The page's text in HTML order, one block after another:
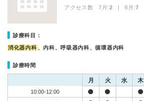
アクセス数 7月:2 | 6月:7
診療科目：
消化器内科 、内科、呼吸器内科、循環器内科
診療時間
月 火 水 木
10:00-12:00